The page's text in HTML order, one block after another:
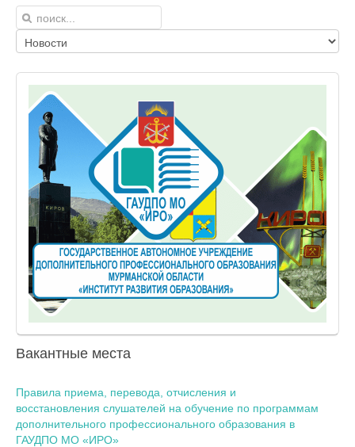
Вакантные места
Правила приема, перевода, отчисления и
восстановления слушателей на обучение по программам
дополнительного профессионального образования в
ГАУДПО МО «ИРО»